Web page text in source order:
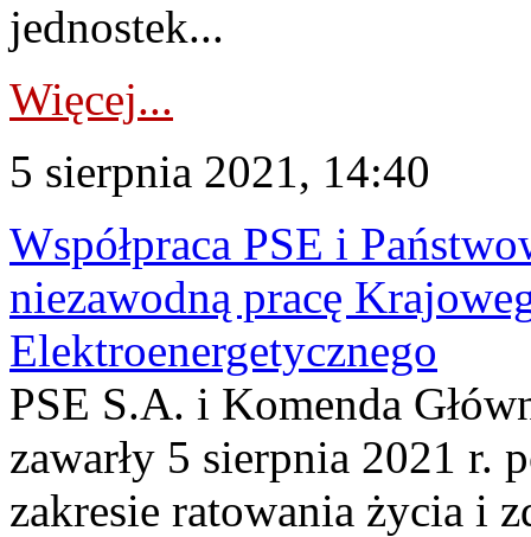
jednostek...
Więcej...
5 sierpnia 2021, 14:40
Współpraca PSE i
niezawodną pracę
Elektroenergetycznego
PSE S.A. i Komenda
zawarły 5 sierpnia 2021 r.
zakresie ratowania życia i